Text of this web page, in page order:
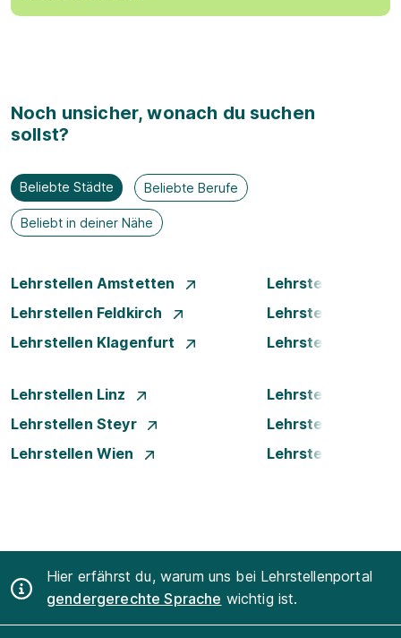
Noch unsicher, wonach du suchen
sollst?
Beliebte Städte Beliebte Berufe
Beliebt in deiner Nähe
Lehrstellen Amstetten
Lehrstellen
Lehrstellen Feldkirch
Lehrstellen Graz
Lehrstellen Klagenfurt
Lehrstellen
Lehrstellen Linz
Lehrstellen
Lehrstellen Steyr
Lehrstellen Traun
Lehrstellen Wien
Lehrstellen
Hier erfährst du, warum uns bei Lehrstellenportal
gendergerechte Sprache wichtig ist.